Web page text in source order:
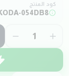
كود المنتج
054DB8
1